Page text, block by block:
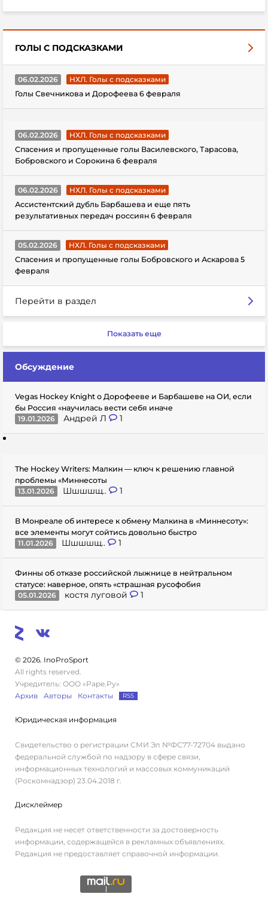
ГОЛЫ С ПОДСКАЗКАМИ
06.02.2026
НХЛ. Голы с подсказками
Голы Свечникова и Дорофеева 6 февраля
06.02.2026
НХЛ. Голы с подсказками
Спасения и пропущенные голы Василевского, Тарасова,
Бобровского и Сорокина 6 февраля
06.02.2026
НХЛ. Голы с подсказками
Ассистентский дубль Барбашева и еще пять
результативных передач россиян 6 февраля
05.02.2026
НХЛ. Голы с подсказками
Спасения и пропущенные голы Бобровского и Аскарова 5
февраля
Перейти в раздел
Показать еще
Обсуждение
Vegas Hockey Knight о Дорофееве и Барбашеве на ОИ, если
бы Россия «научилась вести себя иначе
19.01.2026
Андрей Л 1
The Hockey Writers: Малкин — ключ к решению главной
проблемы «Миннесоты
13.01.2026
Шшшшщ.. 1
В Монреале об интересе к обмену Малкина в «Миннесоту»:
все элементы могут сойтись довольно быстро
11.01.2026
Шшшшщ.. 1
Финны об отказе российской лыжнице в нейтральном
статусе: наверное, опять «страшная русофобия
05.01.2026
костя луговой 1
© 2026. InoProSport
All rights reserved.
Учредитель: ООО «Раре.Ру»
Архив
Авторы Контакты RSS
Юридическая информация
Свидетельство о регистрации СМИ Эл №ФС77-72704 выдано
федеральной службой по надзору в сфере связи,
информационных технологий и массовых коммуникаций
(Роскомнадзор) 23.04.2018 г.
Дисклеймер
Редакция не несет ответственности за достоверность
информации, содержащейся в рекламных объявлениях.
Редакция не предоставляет справочной информации.